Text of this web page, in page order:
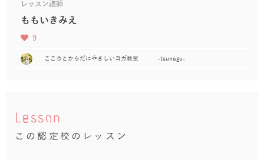
レッスン講師
ももいきみえ
9
こころとからだにやさしいヨガ教室 -tsunagu-
Lesson
この認定校のレッスン